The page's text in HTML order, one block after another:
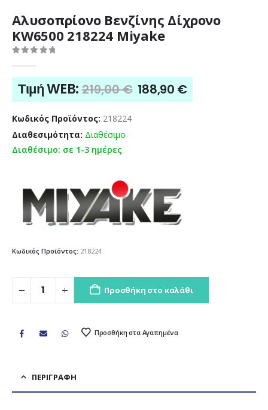
Αλυσοπρίονο Βενζίνης Δίχρονο
KW6500 218224 Miyake
Τιμή WEB:219,00€ Original
price
188,90 €Η
τρέχουσα
Κωδικός Προϊόντος: 218224
Διαθεσιμότητα: Διαθέσιμο
Διαθέσιμο: σε 1-3 ημέρες
Κωδικός Προϊόντος: 218224
Προσθήκη στο καλάθι
Προσθήκη στα Αγαπημένα
ΠΕΡΙΓΡΑΦΉ